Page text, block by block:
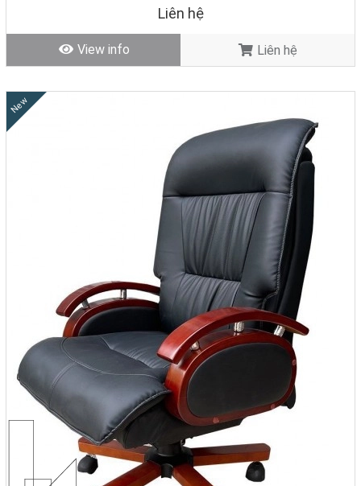
Liên hệ
View info Liên hệ
New